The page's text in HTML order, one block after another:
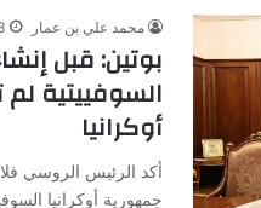
محمد علي بن عمار 23
بوتين: قبل
السوفييتية
أوكرانيا
أكد الرئيس الروسي
جمهورية أوكرانيا